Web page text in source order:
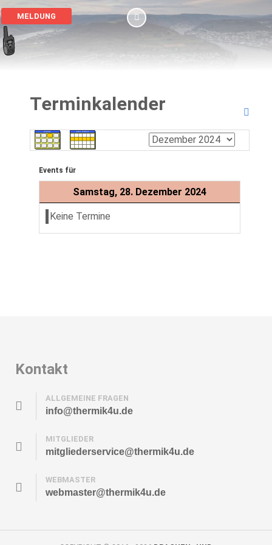
MELDUNG
Terminkalender
Events für
Samstag, 28. Dezember 2024
Keine Termine
Kontakt
ALLGEMEINE FRAGEN
info@thermik4u.de
MITGLIEDER
mitgliederservice@thermik4u.de
WEBMASTER
webmaster@thermik4u.de